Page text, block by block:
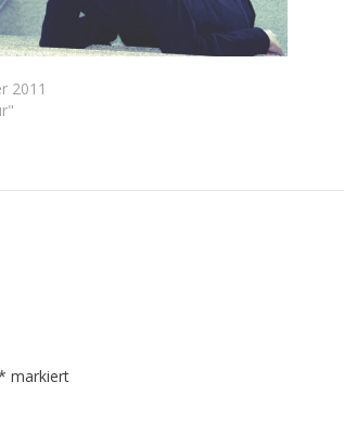
2011
markiert